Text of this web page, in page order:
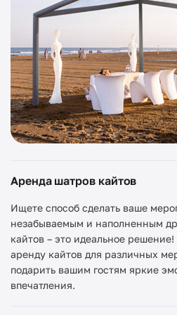
Аренда шатров кайтов
Ищете способ сделать ваше
незабываемым и наполненным
кайтов – это идеальное
аренду кайтов для различных
подарить вашим гостям яркие
впечатления.